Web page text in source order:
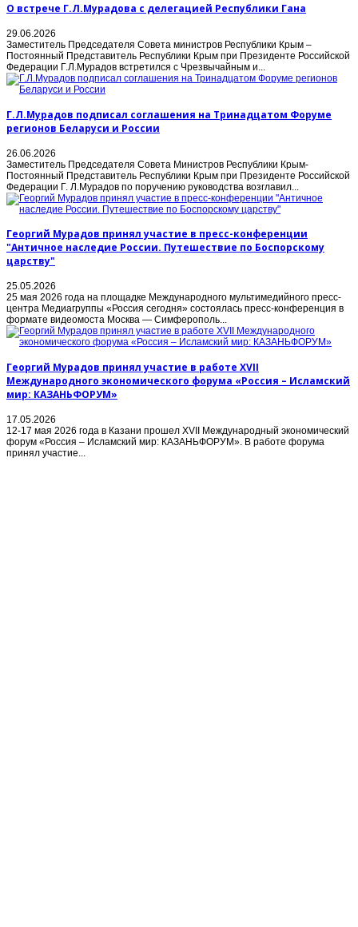
О встрече Г.Л.Мурадова с делегацией Республики Гана
29.06.2026
Заместитель Председателя Совета министров Республики Крым –
Постоянный Представитель Республики Крым при Президенте Российской
Федерации Г.Л.Мурадов встретился с Чрезвычайным и...
Г.Л.Мурадов подписал соглашения на Тринадцатом Форуме
регионов Беларуси и России
26.06.2026
Заместитель Председателя Совета Министров Республики Крым-
Постоянный Представитель Республики Крым при Президенте Российской
Федерации Г. Л.Мурадов по поручению руководства возглавил...
Георгий Мурадов принял участие в пресс-конференции
"Античное наследие России. Путешествие по Боспорскому
царству"
25.05.2026
25 мая 2026 года на площадке Международного мультимедийного пресс-
центра Медиагруппы «Россия сегодня» состоялась пресс-конференция в
формате видеомоста Москва — Симферополь...
Георгий Мурадов принял участие в работе XVII
Международного экономического форума «Россия – Исламский
мир: КАЗАНЬФОРУМ»
17.05.2026
12-17 мая 2026 года в Казани прошел XVII Международный экономический
форум «Россия – Исламский мир: КАЗАНЬФОРУМ». В работе форума
принял участие...